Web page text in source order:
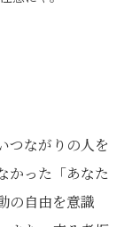
つながりの人を
かった「あなた
の自由を意識